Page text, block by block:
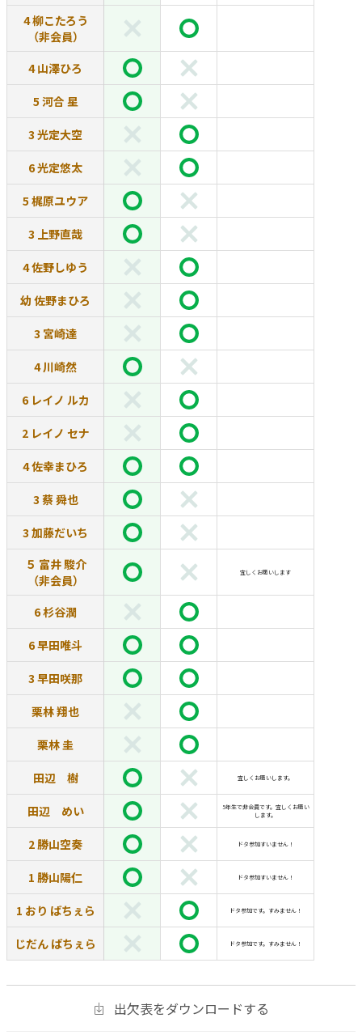
4 柳こたろう
（非会員）
4 山澤ひろ
5 河合 星
3 光定大空
6 光定悠太
5 梶原ユウア
3 上野直哉
4 佐野しゆう
幼 佐野まひろ
3 宮崎達
4 川崎然
6 レイノ ルカ
2 レイノ セナ
4 佐幸まひろ
3 蔡 舜也
3 加藤だいち
５ 富井 駿介
（非会員）
宜しくお願いします
6 杉谷潤
6 早田唯斗
3 早田咲那
栗林 翔也
栗林 圭
田辺 樹 宜しくお願いします。
田辺 めい
5年生で非会員です。宜しくお願い
します。
2 勝山空奏 ドタ参加すいません！
1 勝山陽仁 ドタ参加すいません！
1 おり ばちぇら ドタ参加です。すみません！
じだん ばちぇら ドタ参加です。すみません！
出欠表をダウンロードする